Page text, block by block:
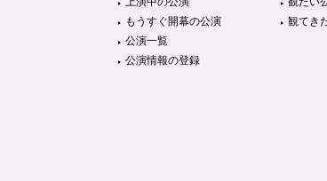
もうすぐ開幕の公演
公演一覧
公演情報の登録
観てき